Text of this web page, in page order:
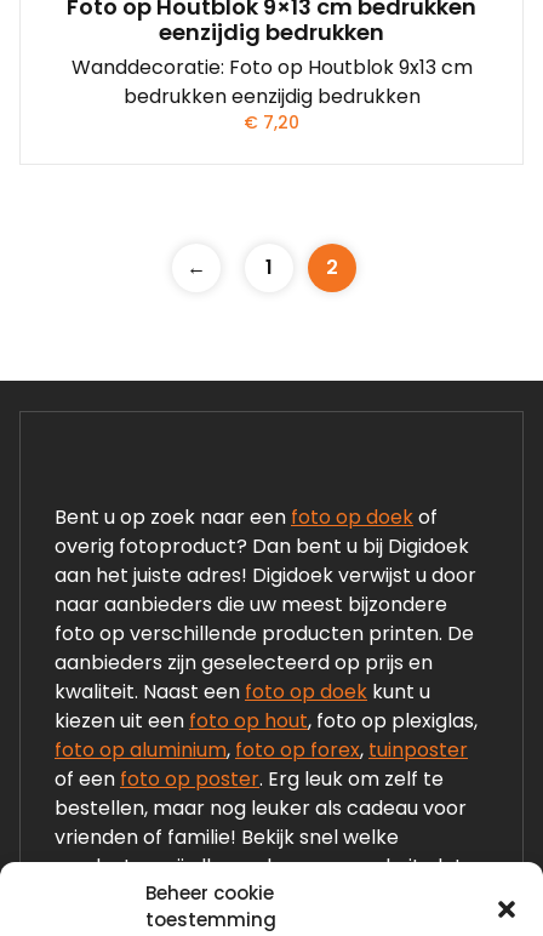
Beheer cookie
toestemming
Foto op Houtblok 9×13 cm bedrukken
eenzijdig bedrukken
Wanddecoratie: Foto op Houtblok 9x13 cm
bedrukken eenzijdig bedrukken
€ 7,20
← 1 2
Bent u op zoek naar een foto op doekof
overig fotoproduct? Dan bent u bij Digidoek
aan het juiste adres! Digidoek verwijst u door
naar aanbieders die uw meest bijzondere
foto op verschillende producten printen. De
aanbieders zijn geselecteerd op prijs en
kwaliteit. Naast een foto op doek kunt u
kiezen uit een foto op hout, foto op plexiglas,
foto op aluminium, foto op forex, tuinposter
of een foto op poster. Erg leuk om zelf te
bestellen, maar nog leuker als cadeau voor
vrienden of familie! Bekijk snel welke
producten wij allemaal op onze website laten